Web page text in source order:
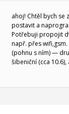
ahoj! Chtěl bych
postavit a
Potřebuji propojit
např. přes
(pohnu s ním) —
šibeniční (cca